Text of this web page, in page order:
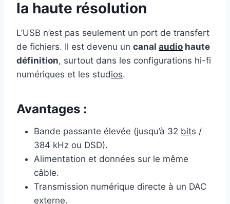
la haute résolution
L’USB n’est pas seulement un port de transfert
de fichiers. Il est devenu un canal audio haute
définition, surtout dans les configurations hi-fi
numériques et les studios.
Avantages :
Bande passante élevée (jusqu’à 32 bits /
384 kHz ou DSD).
Alimentation et données sur le même
câble.
Transmission numérique directe à un DAC
externe.